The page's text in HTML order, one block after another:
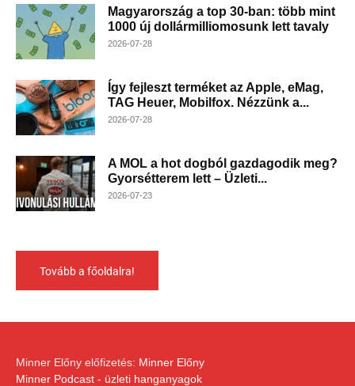
Magyarország a top 30-ban: több mint
1000 új dollármilliomosunk lett tavaly
2026-07-28
Így fejleszt terméket az Apple, eMag,
TAG Heuer, Mobilfox. Nézzünk a...
2026-07-28
A MOL a hot dogból gazdagodik meg?
Gyorsétterem lett – Üzleti...
2026-07-23
Tovább a főoldalra!
Minner Előny előfizetés: Minner Előny
Minner Podcast - üzleti hanganyagok